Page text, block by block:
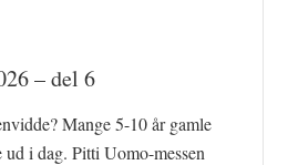
– del 6
Mange 5-10 år gamle
ud i dag. Pitti Uomo-messen